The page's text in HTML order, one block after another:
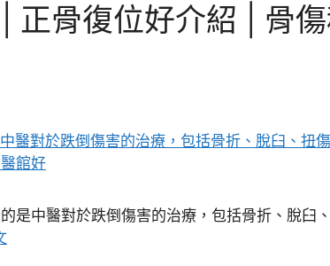
正骨復位好介紹 | 骨
是中醫對於跌倒傷害的治療，包括骨折、脫臼